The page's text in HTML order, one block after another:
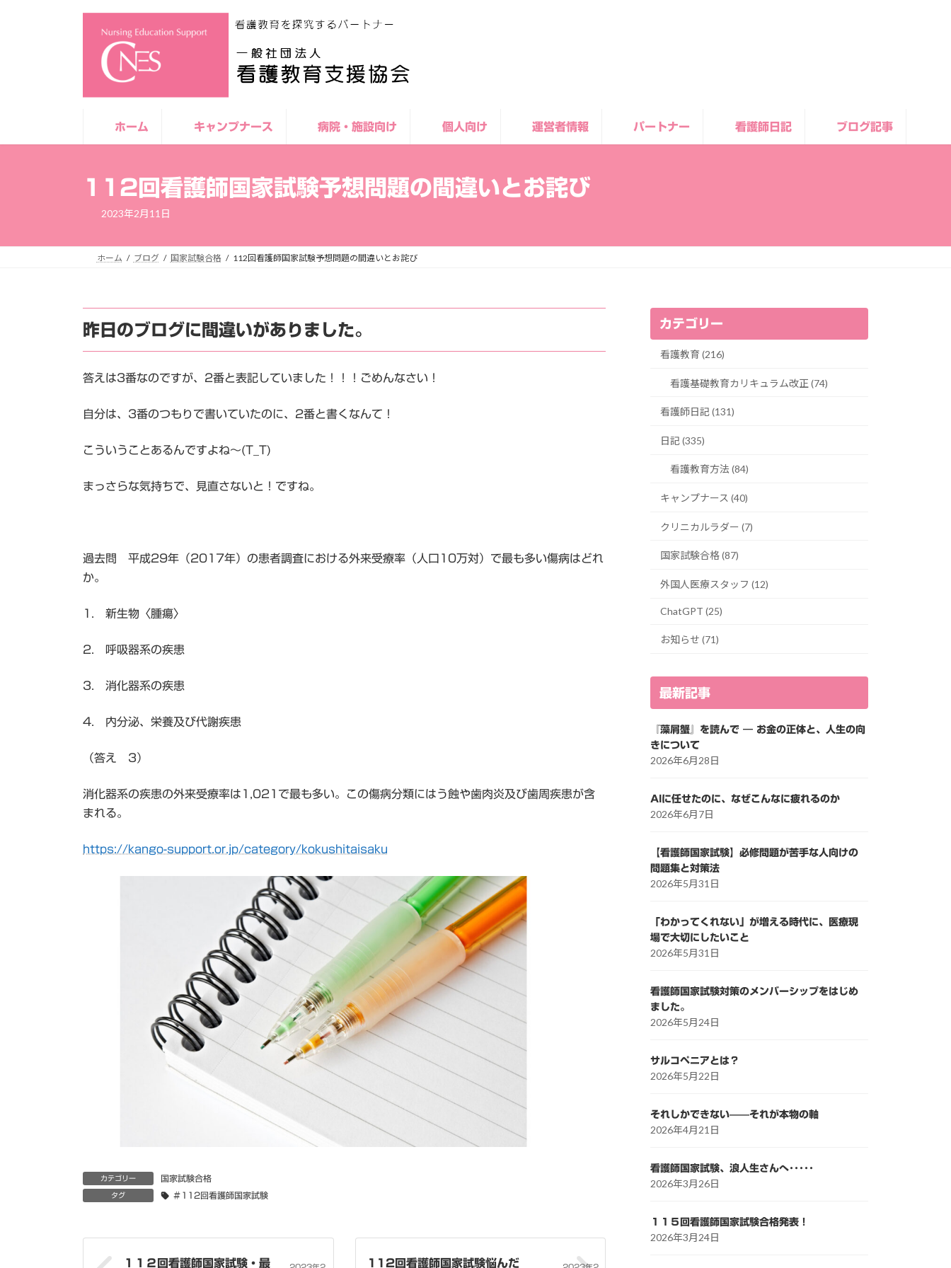
ッ
移
ホーム キャンプナース 病院・施設向け 個人向け 運営者情報 パートナー 看護師日記 ブログ記事
112回看護師国家試験予想問題の間違いとお詫び
2023年2月11日
ホーム ブログ 国家試験合格 112回看護師国家試験予想問題の間違いとお詫び
昨日のブログに間違いがありました。
答えは3番なのですが、2番と表記していました！！！ごめんなさい！
自分は、3番のつもりで書いていたのに、2番と書くなんて！
こういうことあるんですよね～(T_T)
まっさらな気持ちで、見直さないと！ですね。
過去問 平成29年（2017年）の患者調査における外来受療率（人口10万対）で最も多い傷病はどれ
か。
1. 新生物〈腫瘍〉
2. 呼吸器系の疾患
3. 消化器系の疾患
4. 内分泌、栄養及び代謝疾患
（答え 3）
消化器系の疾患の外来受療率は1,021で最も多い。この傷病分類にはう蝕や歯肉炎及び歯周疾患が含
まれる。
https://kango-support.or.jp/category/kokushitaisaku
カテゴリー 国家試験合格
タグ ＃112回看護師国家試験
１１２回看護師国家試験・最 112回看護師国家試験悩んだ
カテゴリー
看護教育 (216)
看護基礎教育カリキュラム改正 (74)
看護師日記 (131)
日記 (335)
看護教育方法 (84)
キャンプナース (40)
クリニカルラダー (7)
国家試験合格 (87)
外国人医療スタッフ (12)
ChatGPT (25)
お知らせ (71)
最新記事
『藻屑蟹』を読んで ― お金の正体と、人生の向
きについて
2026年6月28日
AIに任せたのに、なぜこんなに疲れるのか
2026年6月7日
【看護師国家試験】必修問題が苦手な人向けの
問題集と対策法
2026年5月31日
「わかってくれない」が増える時代に、医療現
場で大切にしたいこと
2026年5月31日
看護師国家試験対策のメンバーシップをはじめ
ました。
2026年5月24日
サルコペニアとは？
2026年5月22日
それしかできない——それが本物の軸
2026年4月21日
看護師国家試験、浪人生さんへ･････
2026年3月26日
１１５回看護師国家試験合格発表！
2026年3月24日